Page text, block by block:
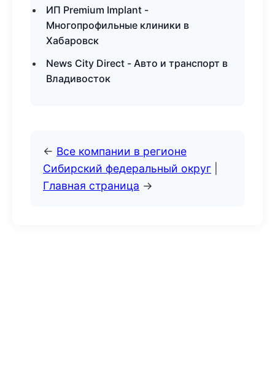
ИП Premium Implant -
Многопрофильные клиники в
Хабаровск
News City Direct - Авто и транспорт в
Владивосток
← Все компании в регионе
Сибирский федеральный округ
Главная страница →